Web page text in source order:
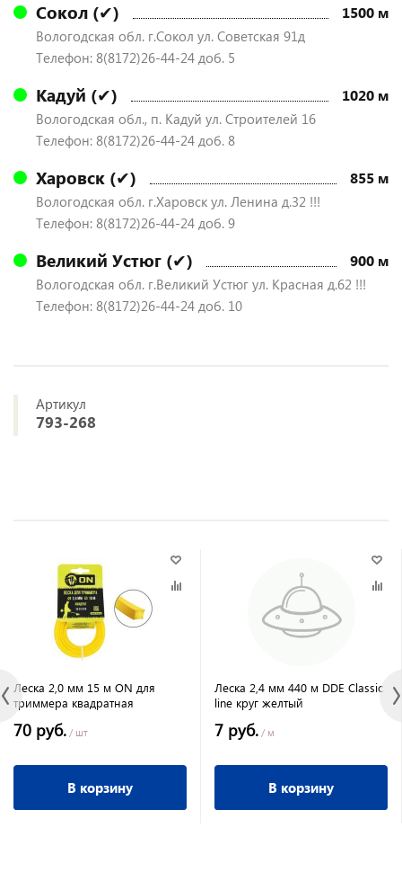
Сокол (✔) 1500 м
Вологодская обл. г.Сокол ул. Советская 91д
Телефон: 8(8172)26-44-24 доб. 5
Кадуй (✔) 1020 м
Вологодская обл., п. Кадуй ул. Строителей 16
Телефон: 8(8172)26-44-24 доб. 8
Харовск (✔) 855 м
Вологодская обл. г.Харовск ул. Ленина д.32 !!!
Телефон: 8(8172)26-44-24 доб. 9
Великий Устюг (✔) 900 м
Вологодская обл. г.Великий Устюг ул. Красная д.62 !!!
Телефон: 8(8172)26-44-24 доб. 10
Артикул
793-268
Леска 2,0 мм 15 м ON для
триммера квадратная
70 руб. / шт
В корзину
Леска 2,4 мм 440 м DDE Classic
line круг желтый
7 руб. / м
В корзину